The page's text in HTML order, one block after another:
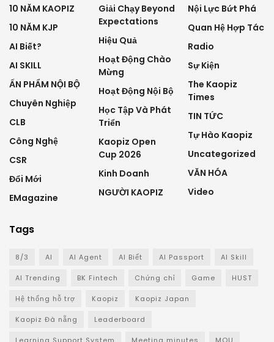
10 NĂM KAOPIZ
10 NĂM KJP
AI Biết?
AI SKILL
ẤN PHẨM NỘI BỘ
Chuyên Nghiệp
CLB
Công Nghệ
CSR
Đổi Mới
EMagazine
Giải Chạy Beyond
Expectations
Hiệu Quả
Hoạt Động Chào
Mừng
Hoạt Động Nội Bộ
Học Tập Và Phát
Triển
Kaopiz Open
Cup 2026
Kinh Doanh
NGƯỜI KAOPIZ
Nội Lực Bứt Phá
Quan Hệ Hợp Tác
Radio
Sự Kiện
The Kaopiz
Times
TIN TỨC
Tự Hào Kaopiz
Uncategorized
VĂN HÓA
Video
Tags
8/3 AI AI Agent AI Biết AI Passport AI Skill
AI Trending BK Fintech Chứng chỉ Game HUST
Hệ thống hỗ trợ Kaopiz Kaopiz Japan
Kaopiz Đà nẵng Leaderboard